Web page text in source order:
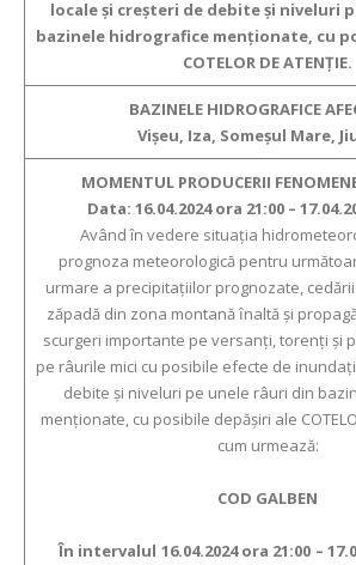
locale şi creşteri de debite şi niveluri
bazinele hidrografice menţionate, cu
COTELOR DE ATENŢIE.
BAZINELE HIDROGRAFICE
Vişeu, Iza, Someşul Mare,
MOMENTUL PRODUCERII
Data: 16.04.2024 ora 21:00 –
Având în vedere situaţia
prognoza meteorologică pentru
urmare a precipitaţiilor prognozate,
zăpadă din zona montană ȋnaltă şi
scurgeri importante pe versanţi, torenţi şi
pe râurile mici cu posibile efecte de
debite şi niveluri pe unele râuri din
menţionate, cu posibile depăşiri ale
cum urmează:
COD GALBEN
În intervalul 16.04.2024 ora 21:00 –